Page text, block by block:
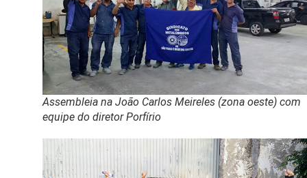
Assembleia na João Carlos Meireles (zona oeste) com
equipe do diretor Porfírio